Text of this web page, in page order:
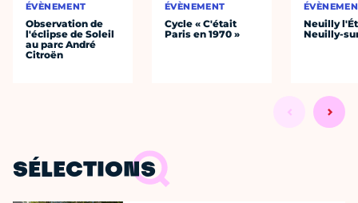
ÉVÈNEMENT
Observation de
l'éclipse de Soleil
au parc André
Citroën
ÉVÈNEMENT
Cycle « C'était
Paris en 1970 »
Neuilly
Neuilly-
SÉLECTIONS